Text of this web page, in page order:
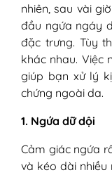
nhiên, sau vài
đầu ngứa ngáy
đặc trưng. Tùy
khác nhau. Việc
giúp bạn xử lý
chứng ngoài da.
1. Ngứa dữ dội
Cảm giác ngứa
và kéo dài nhiều